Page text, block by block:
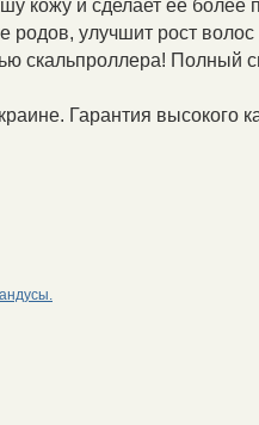
кожу и сделает её более
улучшит рост
скальпроллера! Полный
Гарантия высокого